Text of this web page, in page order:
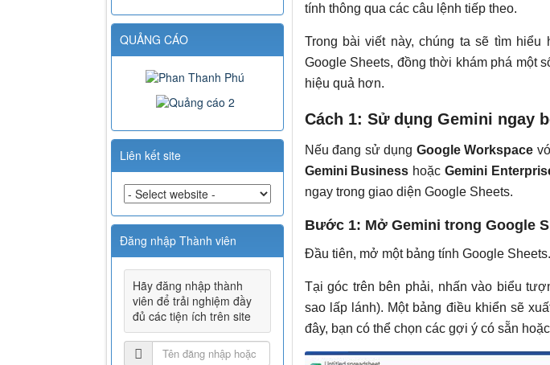
tính thông qua các câu lệnh tiếp theo.
Trong bài viết này, chúng ta sẽ tìm
Google Sheets, đồng thời khám phá một
hiệu quả hơn.
Cách 1: Sử dụng Gemini ngay
Nếu đang sử dụng Google Workspace
Gemini Business hoặc Gemini
ngay trong giao diện Google Sheets.
Bước 1: Mở Gemini trong Google
Đầu tiên, mở một bảng tính Google Sheets.
Tại góc trên bên phải, nhấn vào biểu
sao lấp lánh). Một bảng điều khiển sẽ
đây, bạn có thể chọn các gợi ý có sẵn
QUẢNG CÁO
Liên kết site
Đăng nhập Thành viên
Hãy đăng nhập thành
viên để trải nghiệm đầy
đủ các tiện ích trên site